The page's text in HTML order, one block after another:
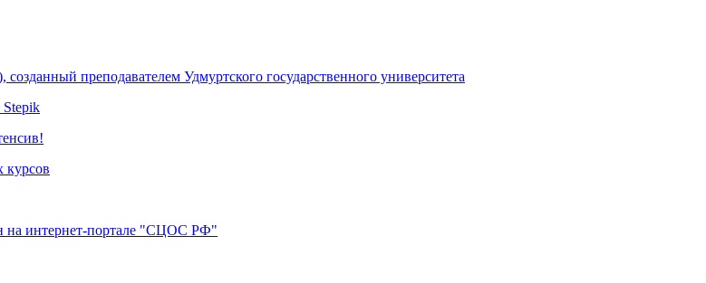
преподавателем Удмуртского государственного университета
Stepik
курсов
на интернет-портале "СЦОС РФ"